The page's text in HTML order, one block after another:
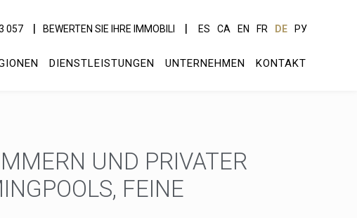
057 BEWERTEN SIE IHRE IMMOBILI ES CA EN FR DE РУ
DIENSTLEISTUNGEN UNTERNEHMEN KONTAKT
UND PRIVATER
FEINE